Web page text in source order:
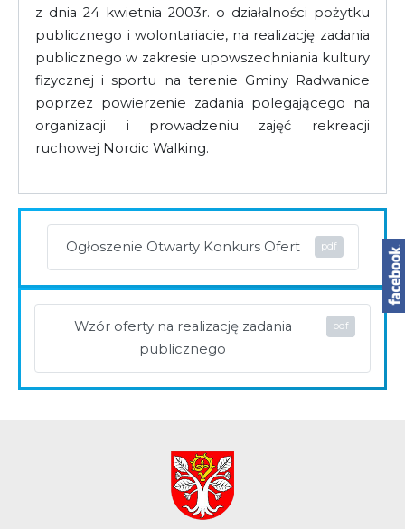
z dnia 24 kwietnia 2003r. o działalności pożytku
publicznego i wolontariacie, na realizację zadania
publicznego w zakresie upowszechniania kultury
fizycznej i sportu na terenie Gminy Radwanice
poprzez powierzenie zadania polegającego na
organizacji i prowadzeniu zajęć rekreacji
ruchowej Nordic Walking.
Ogłoszenie Otwarty Konkurs Ofert
Wzór oferty na realizację zadania
publicznego